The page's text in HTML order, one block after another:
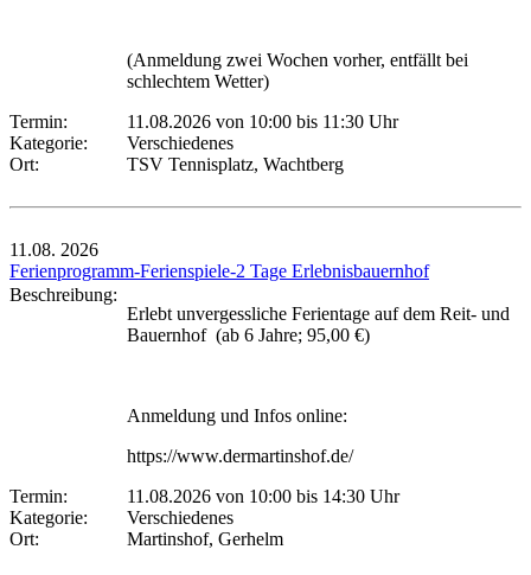
(Anmeldung zwei Wochen vorher, entfällt bei
schlechtem Wetter)
Termin:
11.08.2026 von 10:00 bis 11:30 Uhr
Kategorie:
Verschiedenes
Ort:
TSV Tennisplatz, Wachtberg
11.08. 2026
Ferienprogramm-Ferienspiele-2 Tage Erlebnisbauernhof
Beschreibung:
Erlebt unvergessliche Ferientage auf dem Reit- und
Bauernhof (ab 6 Jahre; 95,00 €)
Anmeldung und Infos online:
https://www.dermartinshof.de/
Termin:
11.08.2026 von 10:00 bis 14:30 Uhr
Kategorie:
Verschiedenes
Ort:
Martinshof, Gerhelm